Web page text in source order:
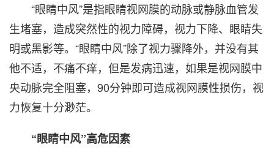
“眼睛中风”是指眼睛视网膜的动脉或静脉血管发
生堵塞，造成突然性的视力障碍，视力下降、眼睛失
明或黑影等。“眼睛中风”除了视力骤降外，并没有其
他不适，不痛不痒，但是发病迅速，如果是视网膜中
央动脉完全阻塞，90分钟即可造成视网膜性损伤，视
力恢复十分渺茫。
“眼睛中风”高危因素